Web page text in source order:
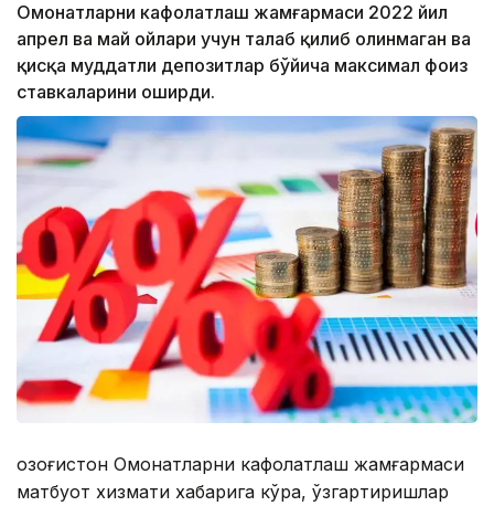
Омонатларни кафолатлаш жамғармаси 2022 йил
апрел ва май ойлари учун талаб қилиб олинмаган ва
қисқа муддатли депозитлар бўйича максимал фоиз
ставкаларини оширди.
Қозоғистон Омонатларни кафолатлаш жамғармаси
матбуот хизмати хабарига кўра, ўзгартиришлар